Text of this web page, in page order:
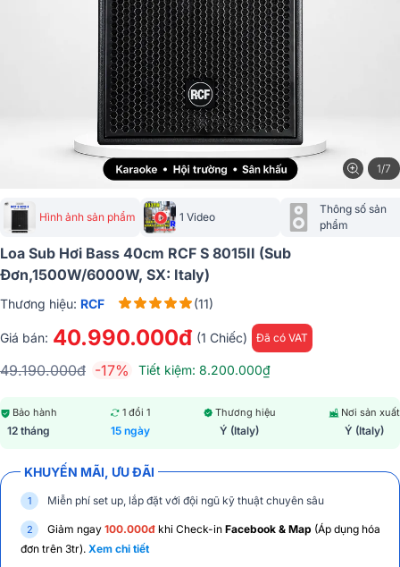
1/7
Hình ảnh sản phẩm 1 Video
Thông số sản
phẩm
Loa Sub Hơi Bass 40cm RCF S 8015II (Sub
Đơn,1500W/6000W, SX: Italy)
Thương hiệu: RCF (11)
Giá bán: 40.990.000đ (1 Chiếc) Đã có VAT
49.190.000đ -17% Tiết kiệm: 8.200.000₫
Bảo hành
12 tháng
1 đổi 1
15 ngày
Thương hiệu
Ý (Italy)
Nơi sản xuất
Ý (Italy)
KHUYẾN MÃI, ƯU ĐÃI
Miễn phí set up, lắp đặt với đội ngũ kỹ thuật chuyên sâu
Giảm ngay 100.000đ khi Check-in Facebook & Map (Áp dụng hóa
đơn trên 3tr). Xem chi tiết